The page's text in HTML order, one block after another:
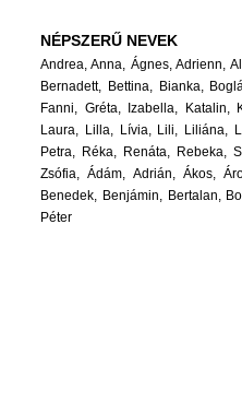
NÉPSZERŰ NEVEK
Andrea, Anna, Ágnes, Adrienn,
Bernadett, Bettina, Bianka,
Fanni, Gréta, Izabella, Katalin,
Laura, Lilla, Lívia, Lili, Liliána,
Petra, Réka, Renáta, Rebeka,
Zsófia, Ádám, Adrián, Ákos,
Benedek, Benjámin, Bertalan,
Péter